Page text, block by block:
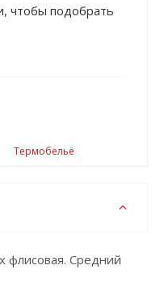
чтобы подобрать
Термобельё
флисовая. Средний